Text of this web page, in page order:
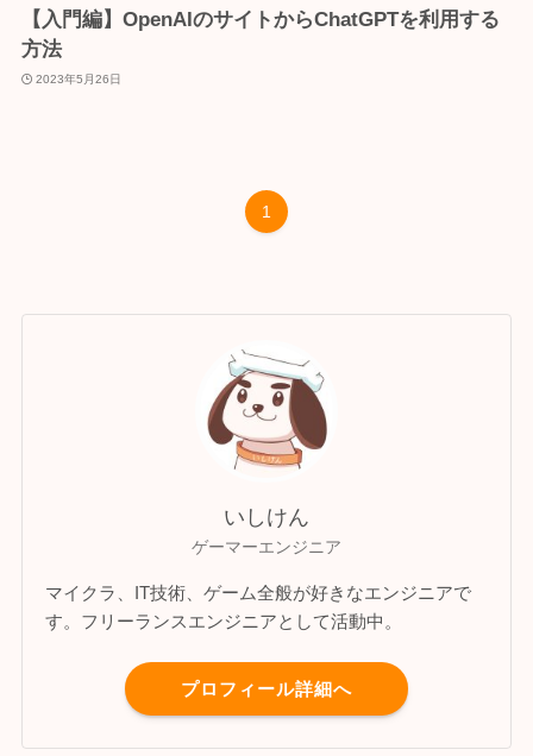
【入門編】OpenAIのサイトからChatGPTを利用する
方法
2023年5月26日
1
いしけん
ゲーマーエンジニア
マイクラ、IT技術、ゲーム全般が好きなエンジニアで
す。フリーランスエンジニアとして活動中。
プロフィール詳細へ